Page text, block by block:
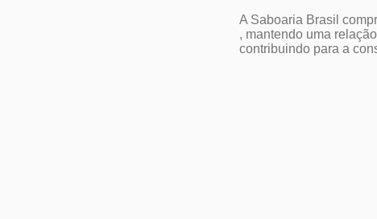
A Saboaria Brasil
, mantendo uma
contribuindo para a